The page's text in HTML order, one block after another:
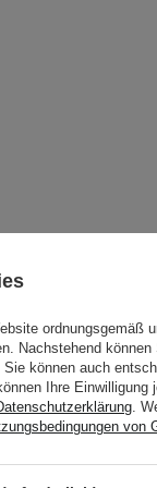
die
und
einzigartige
wird die
des Komforts.
stärken
ordnungsgemäß
Nachstehend
können auch
Ihre
.
von